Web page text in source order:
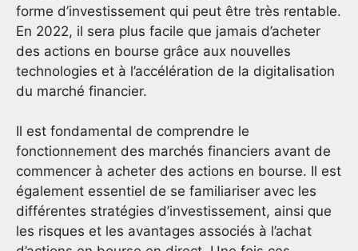
forme d’investissement qui peut être très rentable.
En 2022, il sera plus facile que jamais d’acheter
des actions en bourse grâce aux nouvelles
technologies et à l’accélération de la digitalisation
du marché financier.
Il est fondamental de comprendre le
fonctionnement des marchés financiers avant de
commencer à acheter des actions en bourse. Il est
également essentiel de se familiariser avec les
différentes stratégies d’investissement, ainsi que
les risques et les avantages associés à l’achat